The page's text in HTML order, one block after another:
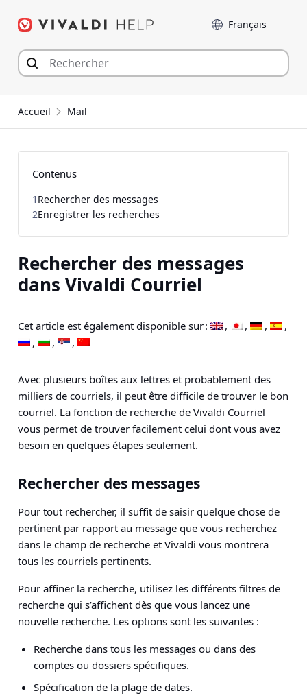
Langue
Accueil Mail
Rechercher des messages
dans Vivaldi Courriel
Cet article est également disponible sur :
Avec plusieurs boîtes aux lettres et probablement des
milliers de courriels, il peut être difficile de trouver le bon
courriel. La fonction de recherche de Vivaldi Courriel
vous permet de trouver facilement celui dont vous avez
besoin en quelques étapes seulement.
Rechercher des messages
Pour tout rechercher, il suffit de saisir quelque chose de
pertinent par rapport au message que vous recherchez
dans le champ de recherche et Vivaldi vous montrera
tous les courriels pertinents.
Pour affiner la recherche, utilisez les différents filtres de
recherche qui s’affichent dès que vous lancez une
nouvelle recherche. Les options sont les suivantes :
Recherche dans tous les messages ou dans des
comptes ou dossiers spécifiques.
Spécification de la plage de dates.
Contenus
1 Rechercher des messages
2Enregistrer les recherches